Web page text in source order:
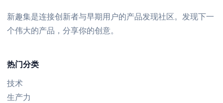
新趣集是连接创新者与早期用户的产品发现社区。发现下一
个伟大的产品，分享你的创意。
热门分类
技术
生产力